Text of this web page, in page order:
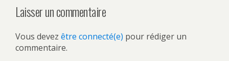
Laisser un commentaire
Vous devez être connecté(e) pour rédiger un
commentaire.